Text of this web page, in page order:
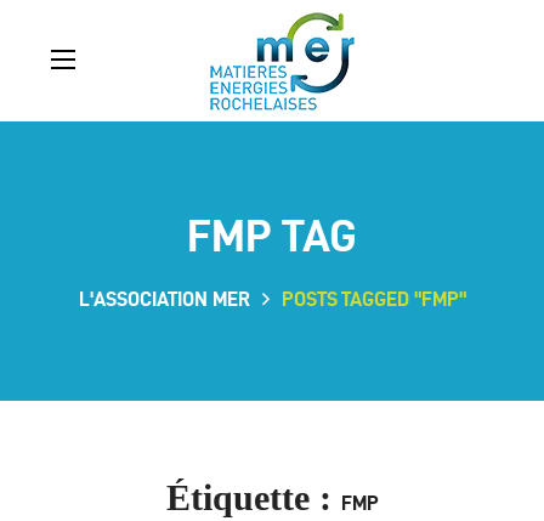
FMP TAG
L'ASSOCIATION MER POSTS TAGGED "FMP"
Étiquette : FMP